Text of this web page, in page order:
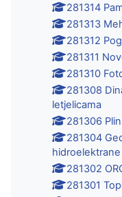
281314
281313
281312
281311
281310
281308
letjelicama
281306
281304
hidroelektrane
281302
281301